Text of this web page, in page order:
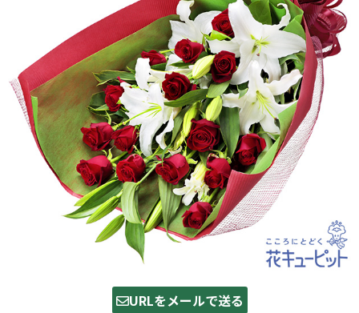
URLをメールで送る